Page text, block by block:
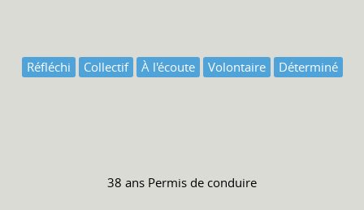
Réfléchi Collectif À l'écoute Volontaire Déterminé
38 ans Permis de conduire